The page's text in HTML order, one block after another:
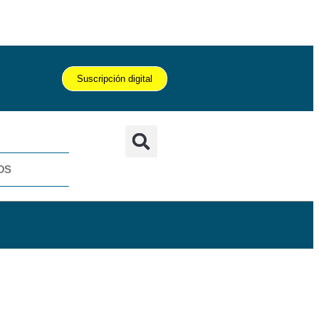
Suscripción digital